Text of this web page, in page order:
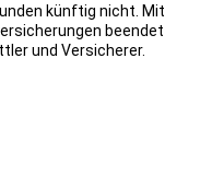
künftig nicht. Mit
beendet
und Versicherer.